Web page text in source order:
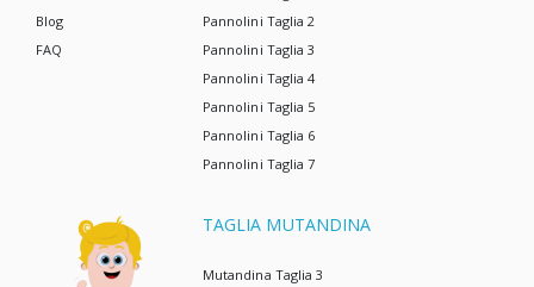
Blog
FAQ
Pannolini Taglia 2
Pannolini Taglia 3
Pannolini Taglia 4
Pannolini Taglia 5
Pannolini Taglia 6
Pannolini Taglia 7
TAGLIA MUTANDINA
Mutandina Taglia 3